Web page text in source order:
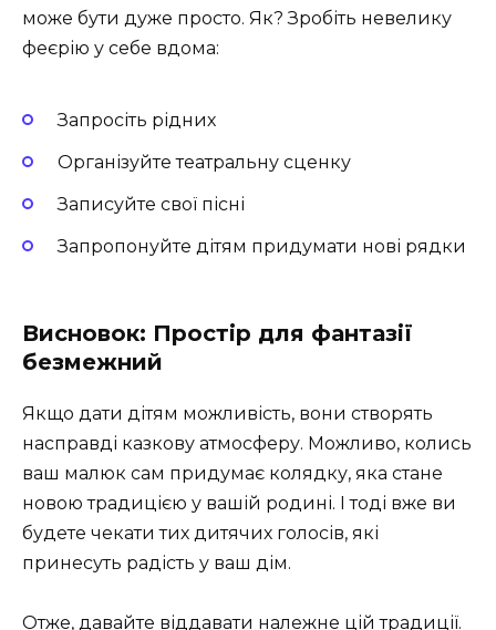
може бути дуже просто. Як? Зробіть невелику
феєрію у себе вдома:
Запросіть рідних
Організуйте театральну сценку
Записуйте свої пісні
Запропонуйте дітям придумати нові рядки
Висновок: Простір для фантазії
безмежний
Якщо дати дітям можливість, вони створять
насправді казкову атмосферу. Можливо, колись
ваш малюк сам придумає колядку, яка стане
новою традицією у вашій родині. І тоді вже ви
будете чекати тих дитячих голосів, які
принесуть радість у ваш дім.
Отже, давайте віддавати належне цій традиції.